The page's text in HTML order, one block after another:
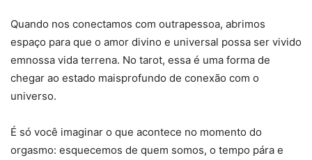
Quando nos conectamos com outrapessoa, abrimos
espaço para que o amor divino e universal possa ser vivido
emnossa vida terrena. No tarot, essa é uma forma de
chegar ao estado maisprofundo de conexão com o
universo.
É só você imaginar o que acontece no momento do
orgasmo: esquecemos de quem somos, o tempo pára e